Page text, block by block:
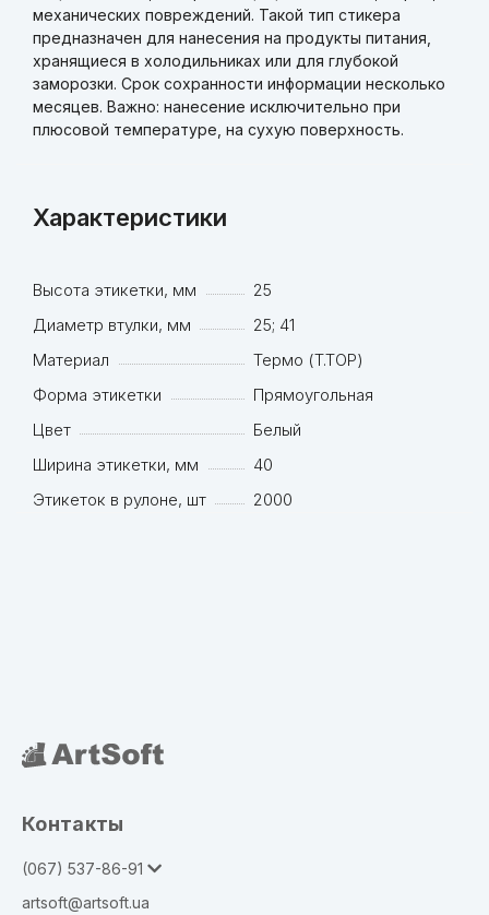
механических повреждений. Такой тип стикера
предназначен для нанесения на продукты питания,
хранящиеся в холодильниках или для глубокой
заморозки. Срок сохранности информации несколько
месяцев. Важно: нанесение исключительно при
плюсовой температуре, на сухую поверхность.
Характеристики
Высота этикетки, мм
25
Диаметр втулки, мм
25; 41
Материал
Термо (T.TOP)
Форма этикетки
Прямоугольная
Цвет
Белый
Ширина этикетки, мм
40
Этикеток в рулоне, шт
2000
Контакты
(067) 537-86-91
artsoft@artsoft.ua